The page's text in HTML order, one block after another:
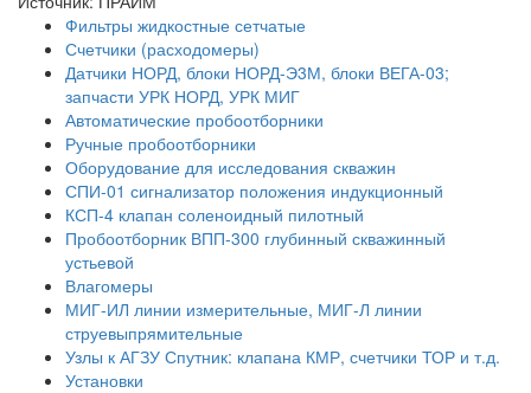
Фильтры жидкостные сетчатые
Счетчики (расходомеры)
Датчики НОРД, блоки НОРД-Э3М, блоки ВЕГА-03;
запчасти УРК НОРД, УРК МИГ
Автоматические пробоотборники
Ручные пробоотборники
Оборудование для исследования скважин
СПИ-01 сигнализатор положения индукционный
КСП-4 клапан соленоидный пилотный
Пробоотборник ВПП-300 глубинный скважинный
устьевой
Влагомеры
МИГ-ИЛ линии измерительные, МИГ-Л линии
струевыпрямительные
Узлы к АГЗУ Спутник: клапана КМР, счетчики ТОР и т.д.
Установки